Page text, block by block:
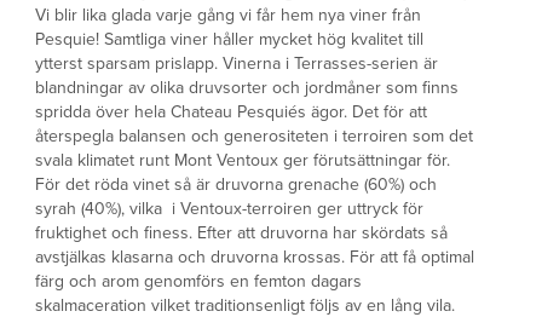
Vi blir lika glada varje gång vi får hem nya viner från
Pesquie! Samtliga viner håller mycket hög kvalitet till
ytterst sparsam prislapp. Vinerna i Terrasses-serien är
blandningar av olika druvsorter och jordmåner som finns
spridda över hela Chateau Pesquiés ägor. Det för att
återspegla balansen och generositeten i terroiren som det
svala klimatet runt Mont Ventoux ger förutsättningar för.
För det röda vinet så är druvorna grenache (60%) och
syrah (40%), vilka i Ventoux-terroiren ger uttryck för
fruktighet och finess. Efter att druvorna har skördats så
avstjälkas klasarna och druvorna krossas. För att få optimal
färg och arom genomförs en femton dagars
skalmaceration vilket traditionsenligt följs av en lång vila.